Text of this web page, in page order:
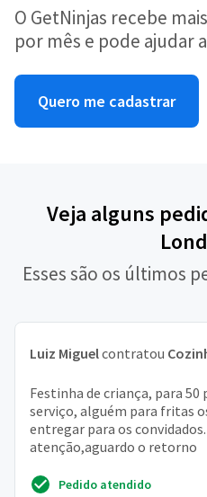
O GetNinjas recebe
por mês e pode ajudar
Quero me cadastrar
Veja alguns
Esses são os últimos
Luiz Miguelcontratou
Festinha de criança, para 50
serviço, alguém para fritas
entregar para os
atenção,aguardo o retorno
Pedido atendido